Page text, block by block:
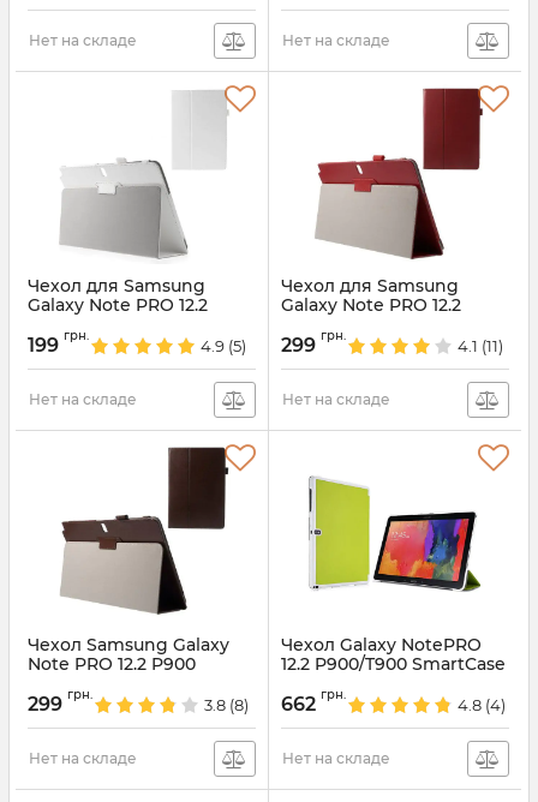
Нет на складе Нет на складе
Чехол для Samsung
Galaxy Note PRO 12.2
Артикул:3188
199 грн.
4.9 (5)
Нет на складе
Чехол для Samsung
Galaxy Note PRO 12.2
Артикул: 3190
299 грн.
4.1 (11)
Нет на складе
Чехол Samsung Galaxy
Note PRO 12.2 P900
Артикул: 3189
299 грн.
3.8 (8)
Нет на складе
Чехол Galaxy NotePRO
12.2 P900/T900 SmartCase
Артикул: 1354
662 грн.
4.8 (4)
Нет на складе